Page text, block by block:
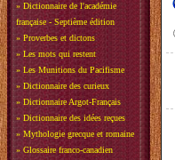
» Dictionnaire de l'académie
française - Septième édition
» Proverbes et dictons
» Les mots qui restent
» Les Munitions du Pacifisme
» Dictionnaire des curieux
» Dictionnaire Argot-Français
» Dictionnaire des idées reçues
» Mythologie grecque et romaine
» Glossaire franco-canadien